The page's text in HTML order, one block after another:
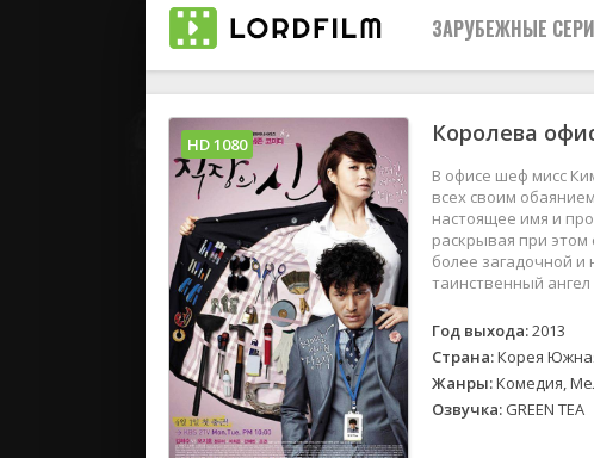
ЗАРУБЕЖНЫЕ
Все
2019
2018
2017
Испания
Германия
Корея Южная
Королева
В офисе шеф мисс
всех своим
настоящее имя и
раскрывая при
более загадочной и
таинственный ангел
Год выхода:2013
Страна:Корея
Жанры:Комедия,
Озвучка: GREEN TEA
HD 1080